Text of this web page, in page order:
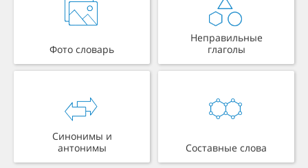
Фото словарь
Неправильные
глаголы
Синонимы и
антонимы
Составные слова